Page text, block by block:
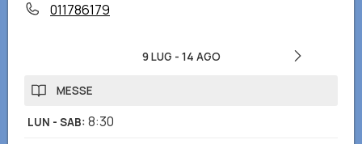
011786179
9 LUG - 14 AGO
MESSE
LUN - SAB: 8:30